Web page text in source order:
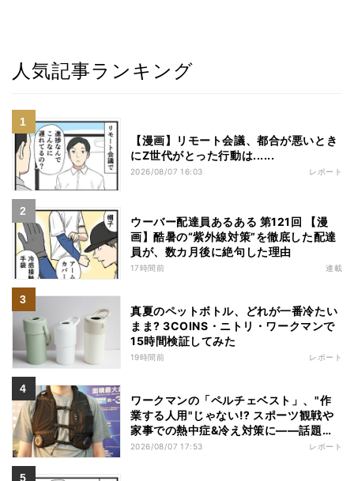
人気記事ランキング
【漫画】リモート会議、都合が悪いとき
にZ世代がとった行動は......
2026/08/07 16:03 レポート
ウーバー配達員あるある 第121回 【漫
画】酷暑の“紫外線対策”を徹底した配達
員が、数カ月後に絶句した理由
17時間前 連載
真夏のペットボトル、どれが一番冷たい
まま? 3COINS・ニトリ・ワークマンで
15時間検証してみた
19時間前 レポート
ワークマンの「ペルチェベスト」、"作
業する人用"じゃない!? スポーツ観戦や
家事での熱中症&冷え対策に――話題の
商品を徹底検証
2026/08/07 17:53 レポート